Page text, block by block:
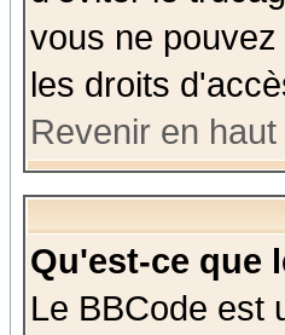
vous ne
les droits
Revenir en
Qu'est-ce que
Le BBCode est